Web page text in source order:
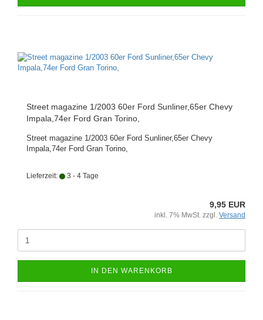
Street magazine 1/2003 60er Ford Sunliner,65er Chevy
Impala,74er Ford Gran Torino,
Street magazine 1/2003 60er Ford Sunliner,65er Chevy
Impala,74er Ford Gran Torino,
Lieferzeit: 3 - 4 Tage
9,95 EUR
inkl. 7% MwSt. zzgl. Versand
IN DEN WARENKORB